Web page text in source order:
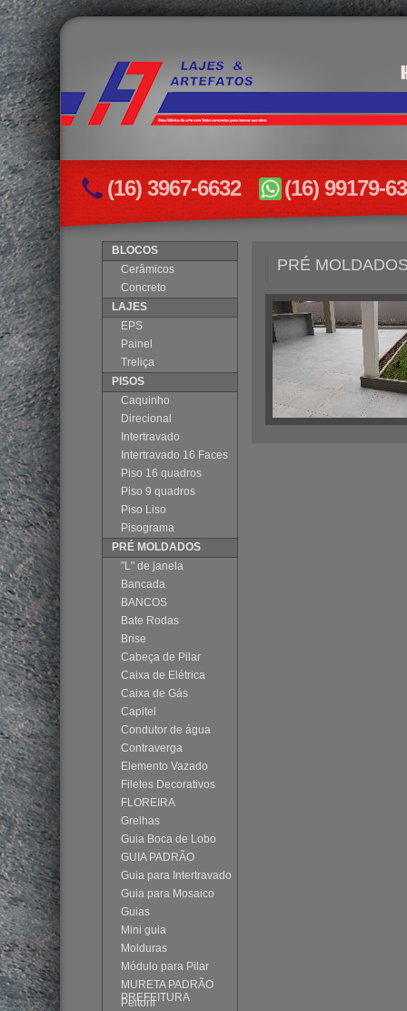
(16) 3967-6632 (16) 99179-
BLOCOS
Cerâmicos
Concreto
LAJES
EPS
Painel
Treliça
PISOS
Caquinho
Direcional
Intertravado
Intertravado 16 Faces
Piso 16 quadros
Piso 9 quadros
Piso Liso
Pisograma
PRÉ MOLDADOS
"L" de janela
Bancada
BANCOS
Bate Rodas
Brise
Cabeça de Pilar
Caixa de Elétrica
Caixa de Gás
Capitel
Condutor de água
Contraverga
Elemento Vazado
Filetes Decorativos
FLOREIRA
Grelhas
Guia Boca de Lobo
GUIA PADRÃO
Guia para Intertravado
Guia para Mosaico
Guias
Mini guia
Molduras
Módulo para Pilar
MURETA PADRÃO
PREFEITURA
Peitoril
PRÉ